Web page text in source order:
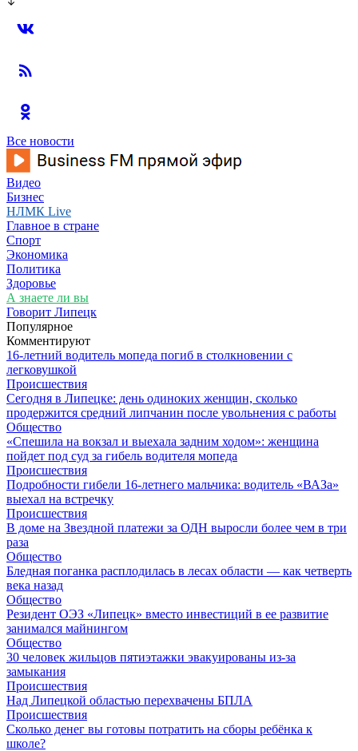
Все новости
Видео
Бизнес
НЛМК Live
Главное в стране
Спорт
Экономика
Политика
Здоровье
А знаете ли вы
Говорит Липецк
Популярное
Комментируют
16-летний водитель мопеда погиб в столкновении с
легковушкой
Происшествия
Сегодня в Липецке: день одиноких женщин, сколько
продержится средний липчанин после увольнения с работы
Общество
«Спешила на вокзал и выехала задним ходом»: женщина
пойдет под суд за гибель водителя мопеда
Происшествия
Подробности гибели 16-летнего мальчика: водитель «ВАЗа»
выехал на встречку
Происшествия
В доме на Звездной платежи за ОДН выросли более чем в три
раза
Общество
Бледная поганка расплодилась в лесах области — как четверть
века назад
Общество
Резидент ОЭЗ «Липецк» вместо инвестиций в ее развитие
занимался майнингом
Общество
30 человек жильцов пятиэтажки эвакуированы из-за
замыкания
Происшествия
Над Липецкой областью перехвачены БПЛА
Происшествия
Сколько денег вы готовы потратить на сборы ребёнка к
школе?